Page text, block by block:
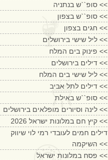
סופ``ש בנתניה <<
סופ``ש בצפון <<
חגים בצפון <<
ליל שישי בירושלים <<
פינוק בים המלח <<
דילים בירושלים <<
ליל שישי בים המלח <<
דילים לתל אביב <<
סופ``ש באילת <<
לינה וסיורים מופלאים בירושלים <<
קיץ חם במלונות ישראל 2026 <<
דילים חמים לעובדי רמי לוי שיווק
השיקמה <<
פסח במלונות ישראל <<